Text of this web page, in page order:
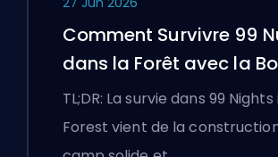
Comment Survivre 99
dans la Forêt avec la
TL;DR: La survie dans 99
Forest vient de la